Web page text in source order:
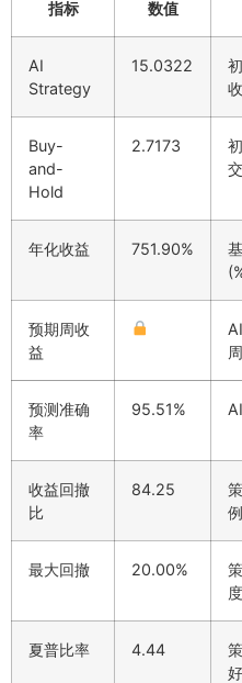
指标 数值
AI
Strategy
15.0322
Buy-
and-
Hold
2.7173
年化收益 751.90%
预期周收
益
预测准确
率
95.51%
收益回撤
比
84.25
例
最大回撤 20.00%
度
夏普比率 4.44
好